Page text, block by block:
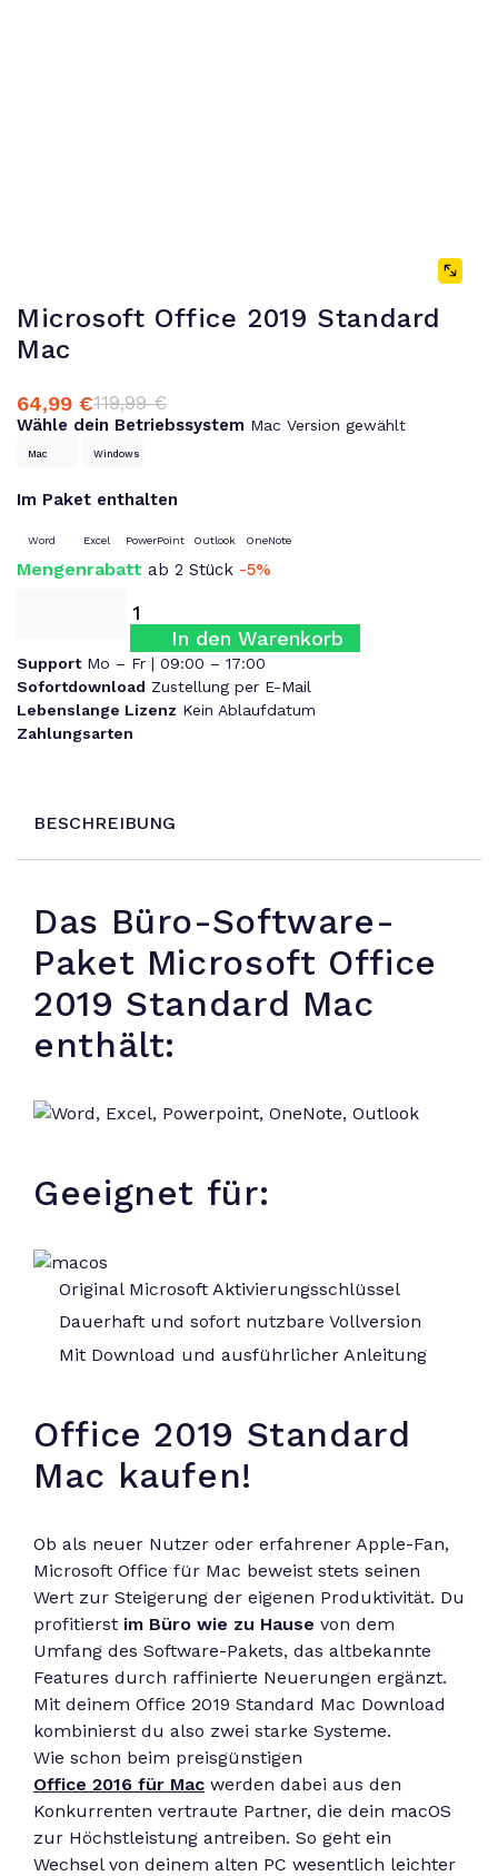
Microsoft Office 2019 Standard
Mac
119,99€
Ursprünglicher
Preis
war:
64,99 €
Aktueller
Preis
ist:
Wähle dein Betriebssystem Mac Version gewählt
Mac Windows
Im Paket enthalten
Word Excel PowerPoint Outlook OneNote
Mengenrabatt ab 2 Stück -5%
In den Warenkorb
Support Mo – Fr | 09:00 – 17:00
Sofortdownload Zustellung per E-Mail
Lebenslange Lizenz Kein Ablaufdatum
Zahlungsarten
BESCHREIBUNG
Das Büro-Software-
Paket Microsoft Office
2019 Standard Mac
enthält:
Geeignet für:
Original Microsoft Aktivierungsschlüssel
Dauerhaft und sofort nutzbare Vollversion
Mit Download und ausführlicher Anleitung
Office 2019 Standard
Mac kaufen!
Ob als neuer Nutzer oder erfahrener Apple-Fan,
Microsoft Office für Mac beweist stets seinen
Wert zur Steigerung der eigenen Produktivität. Du
profitierst im Büro wie zu Hause von dem
Umfang des Software-Pakets, das altbekannte
Features durch raffinierte Neuerungen ergänzt.
Mit deinem Office 2019 Standard Mac Download
kombinierst du also zwei starke Systeme.
Wie schon beim preisgünstigen
Office 2016 für Mac werden dabei aus den
Konkurrenten vertraute Partner, die dein macOS
zur Höchstleistung antreiben. So geht ein
Wechsel von deinem alten PC wesentlich leichter